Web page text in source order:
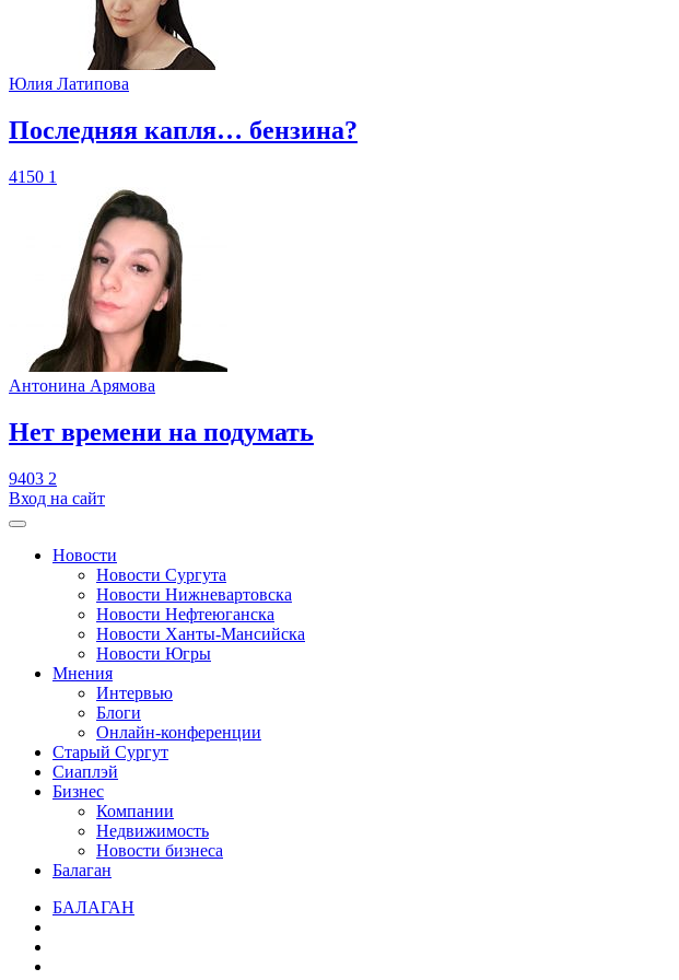
Юлия Латипова
​Последняя капля… бензина?
4150 1
Антонина Арямова
​Нет времени на подумать
9403 2
Вход на сайт
Новости
Новости Сургута
Новости Нижневартовска
Новости Нефтеюганска
Новости Ханты-Мансийска
Новости Югры
Мнения
Интервью
Блоги
Онлайн-конференции
Старый Сургут
Сиаплэй
Бизнес
Компании
Недвижимость
Новости бизнеса
Балаган
БАЛАГАН